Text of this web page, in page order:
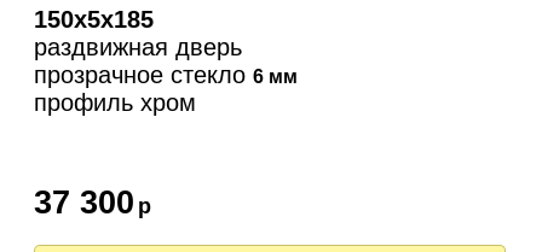
150х5х185
раздвижная дверь
прозрачное стекло6 мм
профиль хром
37 300 р